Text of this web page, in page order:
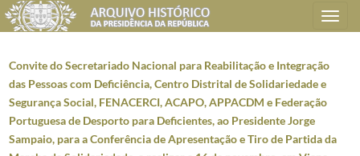
Toggle
navigation
Plano de classificação
AHPR Presidência da República
1906/2008-05-09
Convite do Secretariado Nacional para Reabilitação e Integração
das Pessoas com Deficiência, Centro Distrital de Solidariedade e
Segurança Social, FENACERCI, ACAPO, APPACDM e Federação
Portuguesa de Desporto para Deficientes, ao Presidente Jorge
Sampaio, para a Conferência de Apresentação e Tiro de Partida da